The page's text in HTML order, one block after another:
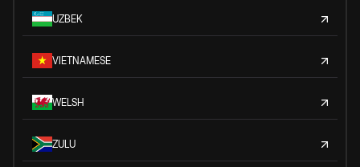
UZBEK
VIETNAMESE
WELSH
ZULU